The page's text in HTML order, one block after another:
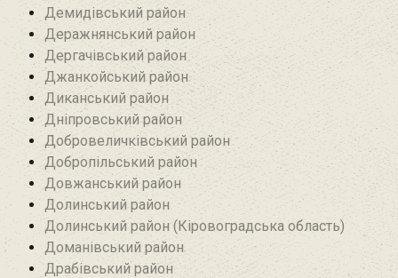
Демидівський район
Деражнянський район
Дергачівський район
Джанкойський район
Диканський район
Дніпровський район
Добровеличківський район
Добропільський район‎
Довжанський район
Долинський район
Долинський район (Кіровоградська область)
Доманівський район‎
Драбівський район‎